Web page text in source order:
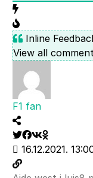
Inline
View all
F1 fan
16.12.2021.